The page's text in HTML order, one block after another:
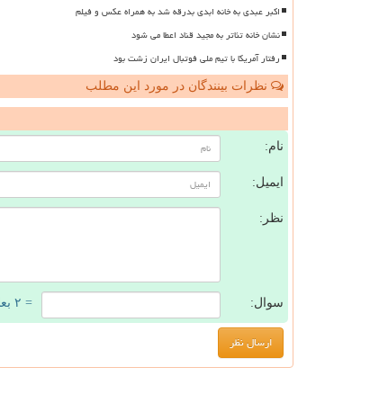
اکبر عبدی به خانه ابدی بدرقه شد به همراه عکس و فیلم
نشان خانه تئاتر به مجید قناد اعطا می شود
رفتار آمریکا با تیم ملی فوتبال ایران زشت بود
نظرات بینندگان در مورد این مطلب
نام:
ایمیل:
نظر:
سوال: = ۲ بعلاوه ۲